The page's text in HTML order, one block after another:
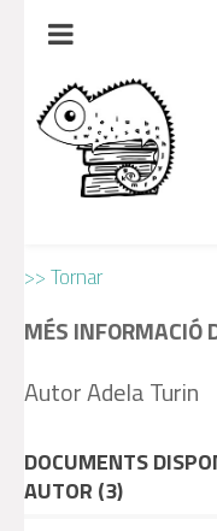
>> Tornar
MÉS INFORMACIÓ
Autor Adela Turin
DOCUMENTS
AUTOR (3)